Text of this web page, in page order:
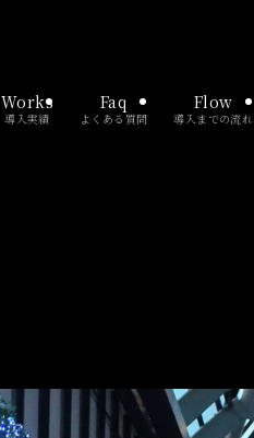
Works
導入実績
Faq
よくある質問
Flow
導入までの流れ